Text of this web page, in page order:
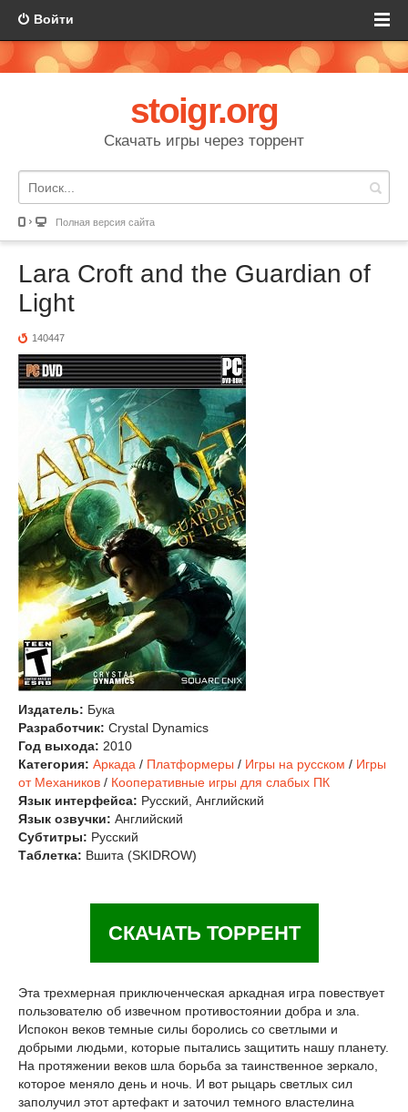
Войти
stoigr.org
Скачать игры через торрент
Полная версия сайта
Lara Croft and the Guardian of
Light
140447
Издатель: Бука
Разработчик: Crystal Dynamics
Год выхода: 2010
Категория: Аркада / Платформеры / Игры на русском / Игры
от Механиков / Кооперативные игры для слабых ПК
Язык интерфейса: Русский, Английский
Язык озвучки: Английский
Субтитры: Русский
Таблетка: Вшита (SKIDROW)
СКАЧАТЬ ТОРРЕНТ
Эта трехмерная приключенческая аркадная игра повествует
пользователю об извечном противостоянии добра и зла.
Испокон веков темные силы боролись со светлыми и
добрыми людьми, которые пытались защитить нашу планету.
На протяжении веков шла борьба за таинственное зеркало,
которое меняло день и ночь. И вот рыцарь светлых сил
заполучил этот артефакт и заточил темного властелина